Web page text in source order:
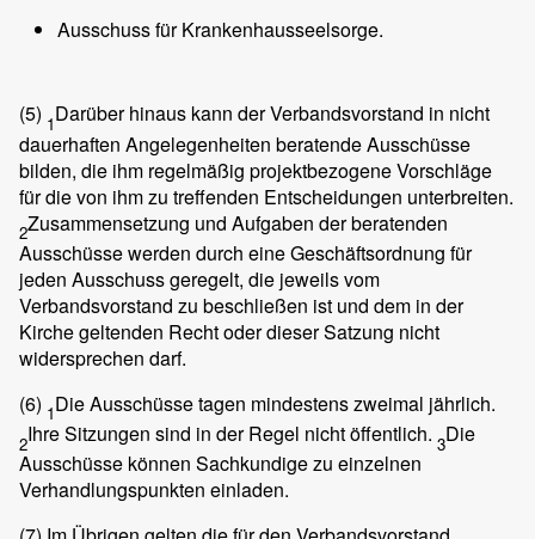
Ausschuss für Krankenhausseelsorge.
(5) 1Darüber hinaus kann der Verbandsvorstand in nicht
dauerhaften Angelegenheiten beratende Ausschüsse
bilden, die ihm regelmäßig projektbezogene Vorschläge
für die von ihm zu treffenden Entscheidungen unterbreiten.
2Zusammensetzung und Aufgaben der beratenden
Ausschüsse werden durch eine Geschäftsordnung für
jeden Ausschuss geregelt, die jeweils vom
Verbandsvorstand zu beschließen ist und dem in der
Kirche geltenden Recht oder dieser Satzung nicht
widersprechen darf.
(6) 1Die Ausschüsse tagen mindestens zweimal jährlich.
2Ihre Sitzungen sind in der Regel nicht öffentlich. 3Die
Ausschüsse können Sachkundige zu einzelnen
Verhandlungspunkten einladen.